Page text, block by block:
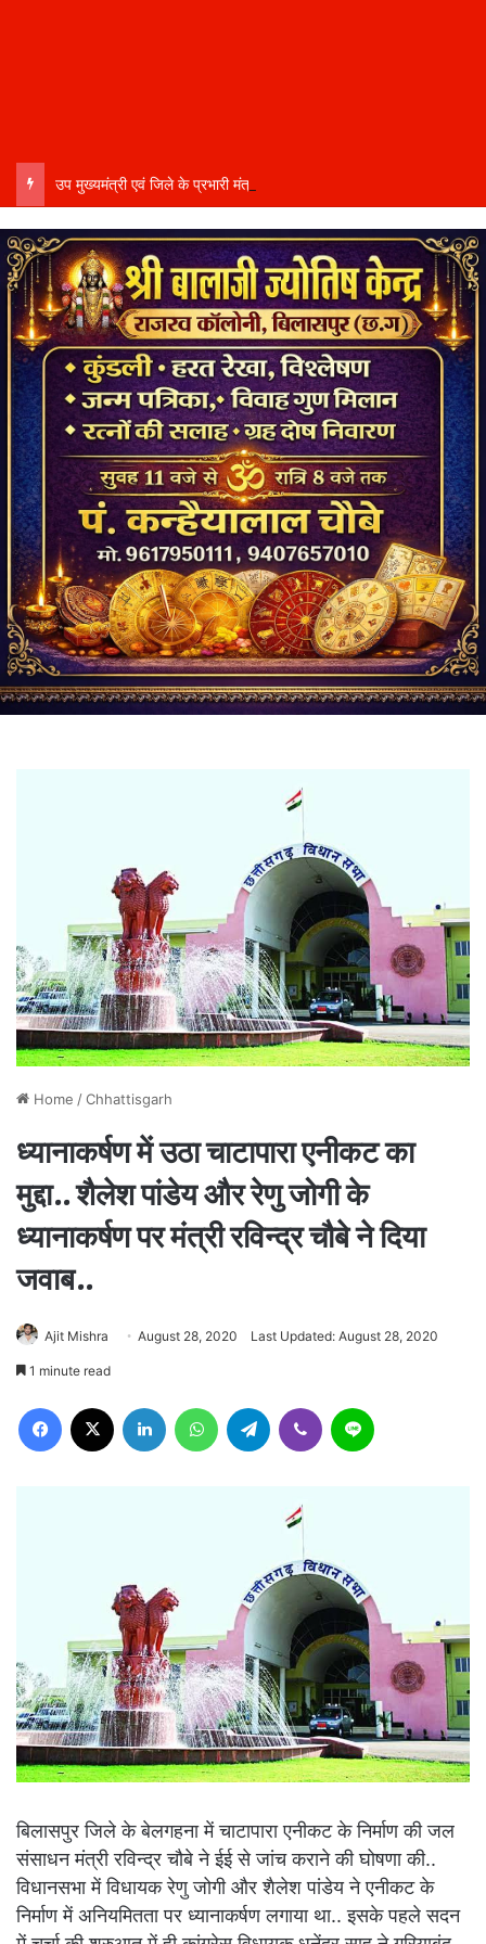
Home /Chhattisgarh
ध्यानाकर्षण में उठा चाटापारा एनीकट का
मुद्दा.. शैलेश पांडेय और रेणु जोगी के
ध्यानाकर्षण पर मंत्री रविन्द्र चौबे ने दिया
जवाब..
Ajit Mishra August 28, 2020 Last Updated: August 28, 2020
1 minute read
Facebook LinkedIn WhatsAppTelegram Viber
बिलासपुर जिले के बेलगहना में चाटापारा एनीकट के निर्माण की जल
संसाधन मंत्री रविन्द्र चौबे ने ईई से जांच कराने की घोषणा की..
विधानसभा में विधायक रेणु जोगी और शैलेश पांडेय ने एनीकट के
निर्माण में अनियमितता पर ध्यानाकर्षण लगाया था..इसके पहले सदन